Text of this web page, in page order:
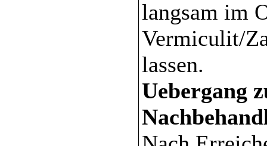
langsam im
Vermiculit/
lassen.
Uebergang